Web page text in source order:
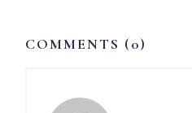
COMMENTS (0)